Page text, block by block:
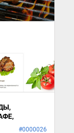
#0000026